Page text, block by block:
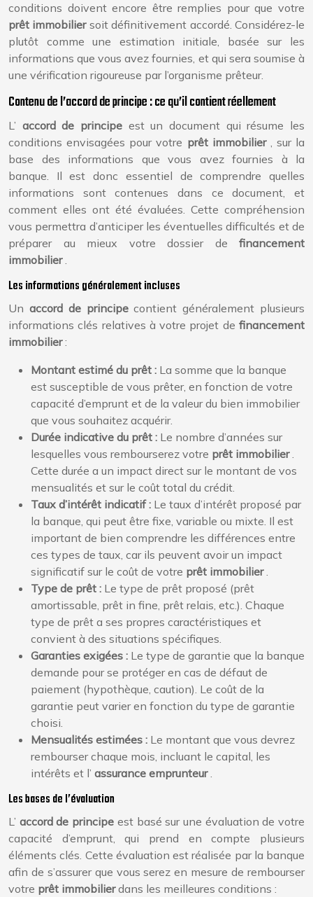
conditions doivent encore être remplies pour que votre
prêt immobilier soit définitivement accordé. Considérez-le
plutôt comme une estimation initiale, basée sur les
informations que vous avez fournies, et qui sera soumise à
une vérification rigoureuse par l’organisme prêteur.
Contenu de l’accord de principe : ce qu’il contient réellement
L’ accord de principe est un document qui résume les
conditions envisagées pour votre prêt immobilier , sur la
base des informations que vous avez fournies à la
banque. Il est donc essentiel de comprendre quelles
informations sont contenues dans ce document, et
comment elles ont été évaluées. Cette compréhension
vous permettra d’anticiper les éventuelles difficultés et de
préparer au mieux votre dossier de financement
immobilier.
Les informations généralement incluses
Un accord de principecontient généralement plusieurs
informations clés relatives à votre projet de financement
immobilier:
Montant estimé du prêt : La somme que la banque
est susceptible de vous prêter, en fonction de votre
capacité d’emprunt et de la valeur du bien immobilier
que vous souhaitez acquérir.
Durée indicative du prêt : Le nombre d’années sur
lesquelles vous rembourserez votre prêt immobilier.
Cette durée a un impact direct sur le montant de vos
mensualités et sur le coût total du crédit.
Taux d’intérêt indicatif : Le taux d’intérêt proposé par
la banque, qui peut être fixe, variable ou mixte. Il est
important de bien comprendre les différences entre
ces types de taux, car ils peuvent avoir un impact
significatif sur le coût de votre prêt immobilier.
Type de prêt : Le type de prêt proposé (prêt
amortissable, prêt in fine, prêt relais, etc.). Chaque
type de prêt a ses propres caractéristiques et
convient à des situations spécifiques.
Garanties exigées : Le type de garantie que la banque
demande pour se protéger en cas de défaut de
paiement (hypothèque, caution). Le coût de la
garantie peut varier en fonction du type de garantie
choisi.
Mensualités estimées : Le montant que vous devrez
rembourser chaque mois, incluant le capital, les
intérêts et l’ assurance emprunteur.
Les bases de l’évaluation
L’ accord de principe est basé sur une évaluation de votre
capacité d’emprunt, qui prend en compte plusieurs
éléments clés. Cette évaluation est réalisée par la banque
afin de s’assurer que vous serez en mesure de rembourser
votre prêt immobilierdans les meilleures conditions :